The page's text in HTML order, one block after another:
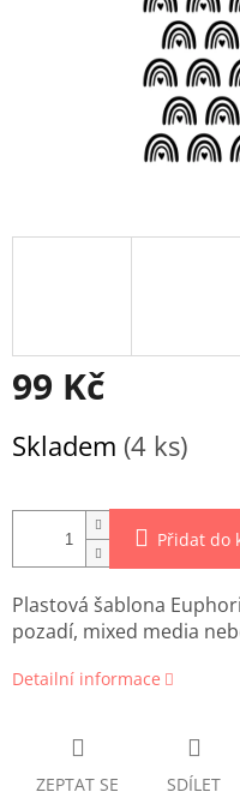
99 Kč
cena:
Skladem (4 ks)
Přidat do
Plastová šablona
pozadí, mixed media
Detailní informace
ZEPTAT SE SDÍLET